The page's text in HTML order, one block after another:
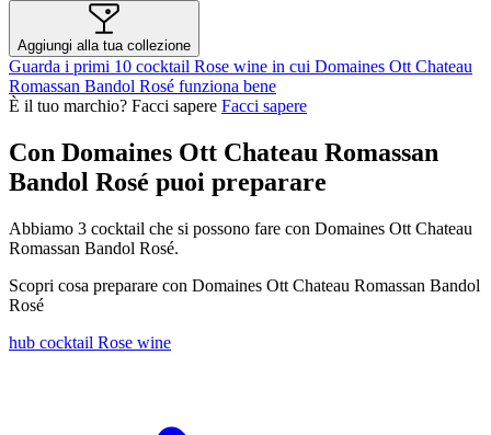
Aggiungi alla tua collezione
Guarda i primi 10 cocktail Rose wine in cui Domaines Ott Chateau
Romassan Bandol Rosé funziona bene
È il tuo marchio? Facci sapere Facci sapere
Con Domaines Ott Chateau Romassan
Bandol Rosé puoi preparare
Abbiamo 3 cocktail che si possono fare con Domaines Ott Chateau
Romassan Bandol Rosé.
Scopri cosa preparare con Domaines Ott Chateau Romassan Bandol
Rosé
hub cocktail Rose wine